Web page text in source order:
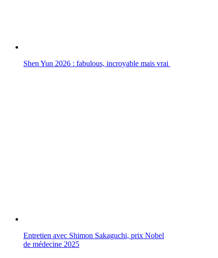
Shen Yun 2026 : fabulous, incroyable mais vrai
Entretien avec Shimon Sakaguchi, prix Nobel
de médecine 2025